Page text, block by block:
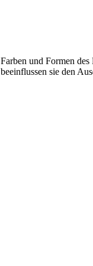
Farben und Formen des
beeinflussen sie den